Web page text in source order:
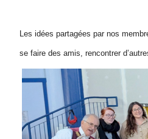
Les idées partagées par nos
se faire des amis, rencontrer